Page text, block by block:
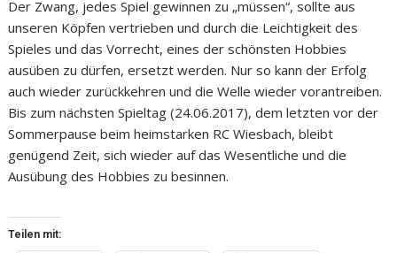
Der Zwang, jedes Spiel gewinnen zu „müssen“, sollte aus
unseren Köpfen vertrieben und durch die Leichtigkeit des
Spieles und das Vorrecht, eines der schönsten Hobbies
ausüben zu dürfen, ersetzt werden. Nur so kann der Erfolg
auch wieder zurückkehren und die Welle wieder vorantreiben.
Bis zum nächsten Spieltag (24.06.2017), dem letzten vor der
Sommerpause beim heimstarken RC Wiesbach, bleibt
genügend Zeit, sich wieder auf das Wesentliche und die
Ausübung des Hobbies zu besinnen.
Teilen mit: